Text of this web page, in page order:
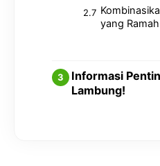
yang
Informasi
Lambung!